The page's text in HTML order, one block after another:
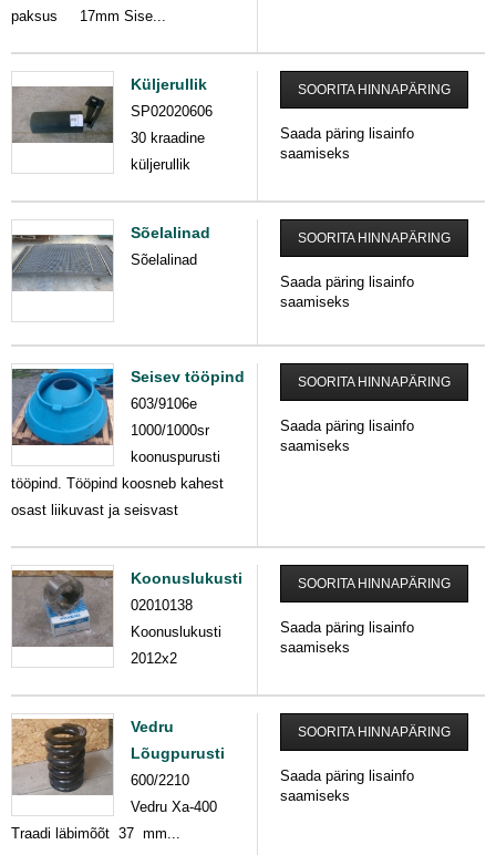
paksus 17mm Sise...
Küljerullik
SP02020606
30 kraadine
küljerullik
SOORITA HINNAPÄRING
Saada päring lisainfo
saamiseks
Sõelalinad
Sõelalinad
SOORITA HINNAPÄRING
Saada päring lisainfo
saamiseks
Seisev tööpind
603/9106e
1000/1000sr
koonuspurusti
tööpind. Tööpind koosneb kahest
osast liikuvast ja seisvast
SOORITA HINNAPÄRING
Saada päring lisainfo
saamiseks
Koonuslukusti
02010138
Koonuslukusti
2012x2
SOORITA HINNAPÄRING
Saada päring lisainfo
saamiseks
Vedru
Lõugpurusti
600/2210
Vedru Xa-400
Traadi läbimõõt 37 mm...
SOORITA HINNAPÄRING
Saada päring lisainfo
saamiseks